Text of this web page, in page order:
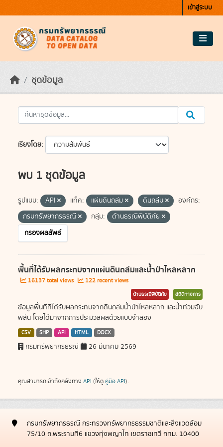
เข้าสู่ระบบ
ชุดข้อมูล
เรียงโดย
พบ 1 ชุดข้อมูล
รูปแบบ: API แท็ค: แผ่นดินถล่ม ดินถล่ม
องค์กร:
กรมทรัพยากรธรณี
กลุ่ม:
ด้านธรณีพิบัติภัย
กรองผลลัพธ์
พื้นที่ได้รับผลกระทบจากแผ่นดินถล่มและน้ำป่าไหลหลาก
16137 total views 122 recent views
ด้านธรณีพิบัติภัย สถิติทางการ
ข้อมูลพื้นที่ที่ได้รับผลกระทบจากดินถล่มน้ำป่าไหลหลาก และน้ำท่วมฉับ
พลัน โดยได้มาจากการประมวลผลด้วยแบบจำลอง
CSV SHP API HTML DOCX
กรมทรัพยากรธรณี 26 มีนาคม 2569
คุณสามารถเข้าถึงคลังทาง API (ให้ดู คู่มือ API).
กรมทรัพยากรธรณี กระทรวงทรัพยากรธรรมชาติและสิ่งแวดล้อม
75/10 ถ.พระรามที่6 แขวงทุ่งพญาไท เขตราชเทวี กทม. 10400